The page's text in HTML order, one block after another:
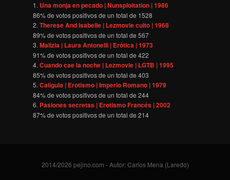
Una monja en pecado | Nunsploitation | 1986
86% de votos positivos de un total de 1528
Therese And Isabelle | Lezmovie culto | 1968
89% de votos positivos de un total de567
Malizia | Laura Antonelli | Erótica | 1973
91% de votos positivos de un total de422
Cuando cae la noche | Lezmovie | LGTB | 1995
85% de votos positivos de un total de403
Calígula | Erotismo | Imperio Romano | 1979
84% de votos positivos de un total de244
Pasiones secretas | Erotismo Francés | 2002
87% de votos positivos de un total de214
2014/2026 pejino.com - Autor: Carlos Mena (Laredo)